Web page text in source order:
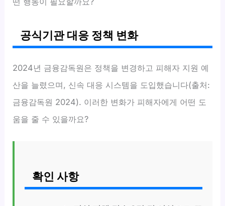
공식기관 대응 정책 변화
2024년 금융감독원은 정책을 변경하고 피해자 지원 예
산을 늘렸으며, 신속 대응 시스템을 도입했습니다(출처:
금융감독원 2024). 이러한 변화가 피해자에게 어떤 도
움을 줄 수 있을까요?
확인 사항